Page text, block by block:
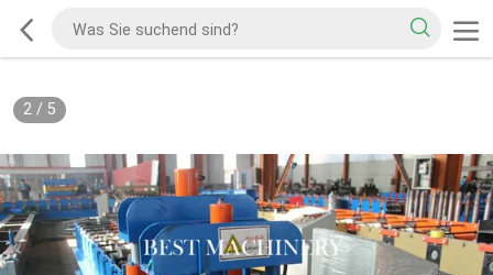
2/ 5